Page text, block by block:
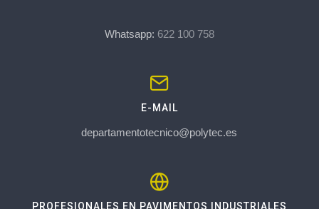
Whatsapp: 622 100 758
E-MAIL
departamentotecnico@polytec.es
PROFESIONALES EN PAVIMENTOS INDUSTRIALES